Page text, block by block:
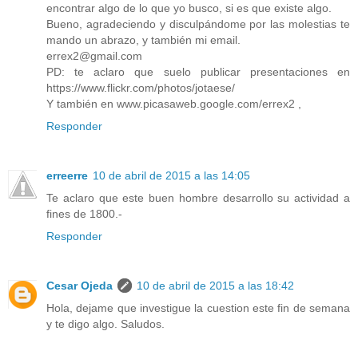
encontrar algo de lo que yo busco, si es que existe algo.
Bueno, agradeciendo y disculpándome por las molestias te
mando un abrazo, y también mi email.
errex2@gmail.com
PD: te aclaro que suelo publicar presentaciones en
https://www.flickr.com/photos/jotaese/
Y también en www.picasaweb.google.com/errex2 ,
Responder
erreerre 10 de abril de 2015 a las 14:05
Te aclaro que este buen hombre desarrollo su actividad a
fines de 1800.-
Responder
Cesar Ojeda
10 de abril de 2015 a las 18:42
Hola, dejame que investigue la cuestion este fin de semana
y te digo algo. Saludos.